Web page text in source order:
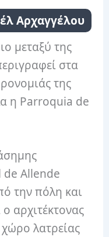
Αρχαγγέλου
μεταξύ της
στα
της
η Parroquia de
de Allende
την πόλη και
αρχιτέκτονας
λατρείας